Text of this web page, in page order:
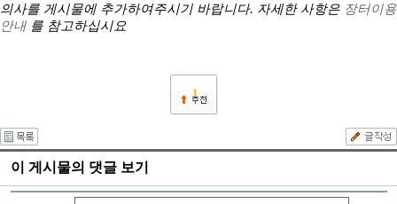
의사를 게시물에 추가하여주시기 바랍니다. 자세한 사항은 장터이용
안내 를 참고하십시요
1
이 게시물의 댓글 보기